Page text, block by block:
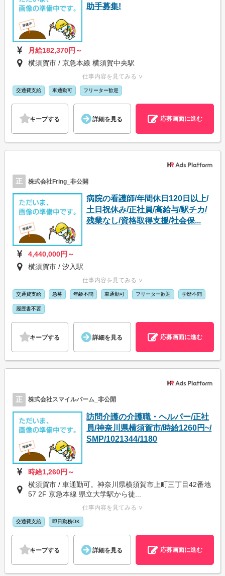
助手募集!
月給182,370円～
横須賀市 / 京急本線 横須賀中央駅
仕事内容を見てみる ∨
交通費支給 車通勤可 フリーター歓迎
キープする 詳細を見る 応募画面に進む
正 株式会社Fring_非公開
病院の看護師/年間休日120日以上/
土日祝休み/正社員/高給与/駅チカ/
残業なし/資格取得支援/社会保...
4,440,000円～
横須賀市 / 汐入駅
仕事内容を見てみる ∨
交通費支給 急募 年齢不問 車通勤可 フリーター歓迎 学歴不問
履歴書不要
キープする 詳細を見る 応募画面に進む
正 株式会社スマイルパーム_非公開
訪問介護の介護職・ヘルパー/正社
員/神奈川県横須賀市/時給1260円~/
SMP/1021344/1180
時給1,260円～
横須賀市 / 車通勤可。神奈川県横須賀市上町三丁目42番地
57 2F 京急本線 県立大学駅から徒...
仕事内容を見てみる ∨
交通費支給 即日勤務OK
キープする 詳細を見る 応募画面に進む